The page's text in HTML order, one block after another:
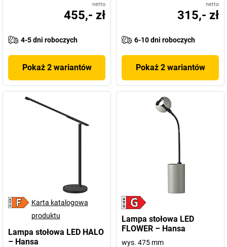
netto
455,- zł
4-5 dni roboczych
Pokaż 2 wariantów
netto
315,- zł
6-10 dni roboczych
Pokaż 2 wariantów
Karta katalogowa
produktu
Lampa stołowa LED HALO
– Hansa
Lampa stołowa LED
FLOWER – Hansa
wys. 475 mm